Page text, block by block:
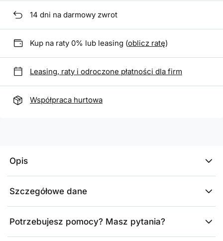
14 dni na darmowy zwrot
Kup na raty 0% lub leasing (oblicz ratę)
Leasing, raty i odroczone płatności dla firm
Współpraca hurtowa
Opis
Szczegółowe dane
Potrzebujesz pomocy? Masz pytania?